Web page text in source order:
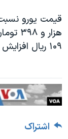
هزار
۱۰۹ ریال افزایش نسبت به روز گذشته ارزش‌گذاری شد
اشتراک